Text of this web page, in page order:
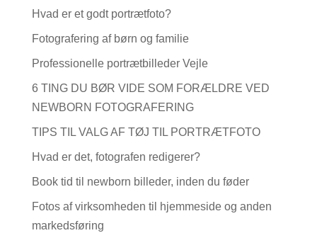
Hvad er et godt portrætfoto?
Fotografering af børn og familie
Professionelle portrætbilleder Vejle
6 TING DU BØR VIDE SOM FORÆLDRE VED
NEWBORN FOTOGRAFERING
TIPS TIL VALG AF TØJ TIL PORTRÆTFOTO
Hvad er det, fotografen redigerer?
Book tid til newborn billeder, inden du føder
Fotos af virksomheden til hjemmeside og anden
markedsføring